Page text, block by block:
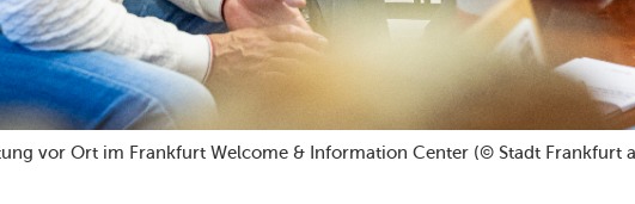
vor Ort im Frankfurt Welcome & Information Center (© Stadt Frankfurt